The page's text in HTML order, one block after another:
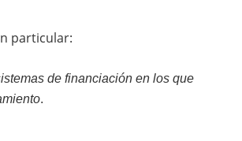
particular:
de financiación en los que
.